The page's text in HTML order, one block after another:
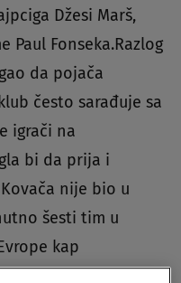
Džesi Marš,
Paul Fonseka.Razlog
da pojača
često sarađuje sa
igrači na
bi da prija i
nije bio u
šesti tim u
kap
u nokaut fazu, gde